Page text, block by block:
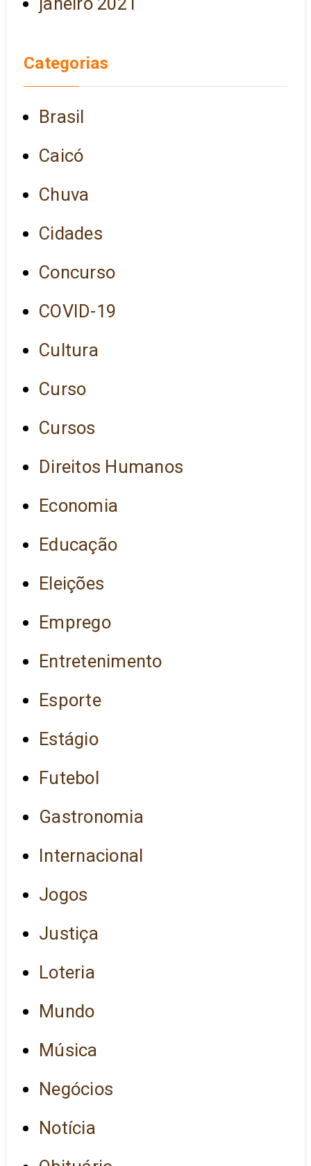
Categorias
Brasil
Caicó
Chuva
Cidades
Concurso
COVID-19
Cultura
Curso
Cursos
Direitos Humanos
Economia
Educação
Eleições
Emprego
Entretenimento
Esporte
Estágio
Futebol
Gastronomia
Internacional
Jogos
Justiça
Loteria
Mundo
Música
Negócios
Notícia